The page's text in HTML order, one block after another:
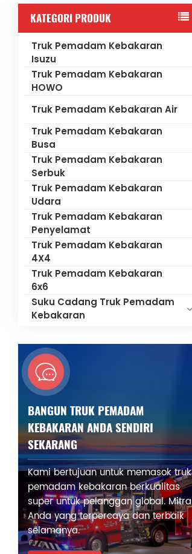
KATEGORI PRODUK
Truk Pemadam Kebakaran
Isuzu
Truk Pemadam Kebakaran
HOWO
Truk Pemadam Kebakaran Air
Truk Pemadam Kebakaran
Busa
Truk Pemadam Kebakaran
Serbuk
Truk Pemadam Kebakaran
Udara
Truk Pemadam Kebakaran
Penyelamat
Truk Pemadam Kebakaran
4X4
Truk Pemadam Kebakaran
6x6
Suku Cadang Truk Pemadam
Kebakaran
BANGUN TRUK PEMADAM
KEBAKARAN ANDA SENDIRI
SEKARANG
Kami bertujuan untuk memasok truk
pemadam kebakaran berkualitas
super untuk pelanggan global. Mitra
Anda yang terpercaya dan terbaik
selamanya.